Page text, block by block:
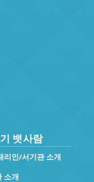
뱃사람
리인/서기관 소개
소개